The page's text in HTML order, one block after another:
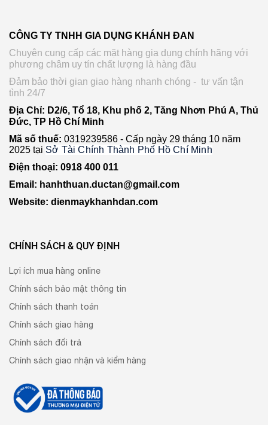
CÔNG TY TNHH GIA DỤNG KHÁNH ĐAN
Chuyên cung cấp các mặt hàng gia dụng chính hãng với
phương châm uy tín chất lượng là hàng đầu
Đảm bảo thời gian giao hàng nhanh chóng - tư vấn tận
tình 24/7
Địa Chỉ: D2/6, Tổ 18, Khu phố 2, Tăng Nhơn Phú A, Thủ
Đức, TP Hồ Chí Minh
Mã số thuế: 0319239586 - Cấp ngày 29 tháng 10 năm
2025 tại Sở Tài Chính Thành Phố Hồ Chí Minh
Điện thoại: 0918 400 011
Email: hanhthuan.ductan@gmail.com
Website: dienmaykhanhdan.com
CHÍNH SÁCH & QUY ĐỊNH
Lợi ích mua hàng online
Chính sách bảo mật thông tin
Chính sách thanh toán
Chính sách giao hàng
Chính sách đổi trả
Chính sách giao nhận và kiểm hàng